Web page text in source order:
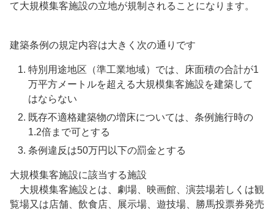
て大規模集客施設の立地が規制されることになります。
建築条例の規定内容は大きく次の通りです
特別用途地区（準工業地域）では、床面積の合計が1
万平方メートルを超える大規模集客施設を建築して
はならない
既存不適格建築物の増床については、条例施行時の
1.2倍まで可とする
条例違反は50万円以下の罰金とする
大規模集客施設に該当する施設
大規模集客施設とは、劇場、映画館、演芸場若しくは観
覧場又は店舗、飲食店、展示場、遊技場、勝馬投票券発売